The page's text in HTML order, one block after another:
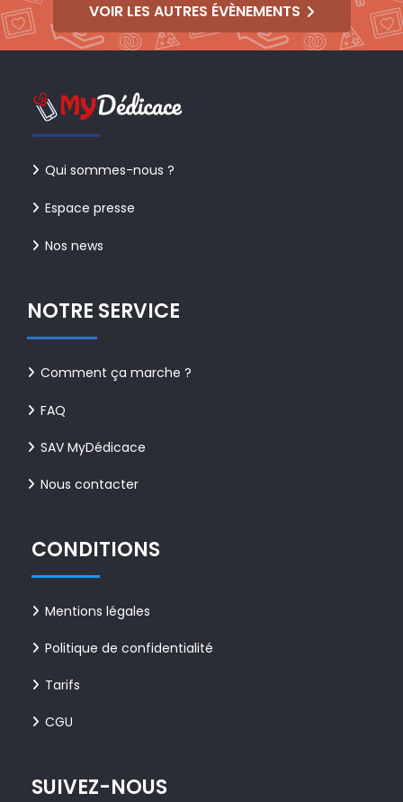
VOIR LES AUTRES ÉVÈNEMENTS
Qui sommes-nous ?
Espace presse
Nos news
NOTRE SERVICE
Comment ça marche ?
FAQ
SAV MyDédicace
Nous contacter
CONDITIONS
Mentions légales
Politique de confidentialité
Tarifs
CGU
SUIVEZ-NOUS